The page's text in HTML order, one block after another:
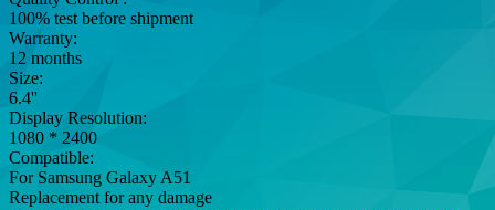
100% test before shipment
Warranty:
12 months
Size:
6.4''
Display Resolution:
1080 * 2400
Compatible:
For Samsung Galaxy A51
Replacement for any damage